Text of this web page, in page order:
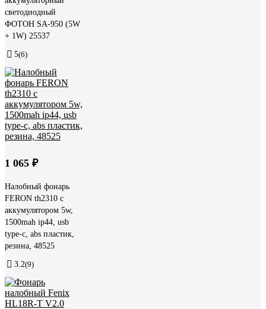
светодиодный
ФОТОН SA-950 (5W
+ 1W) 25537
5(6)
1 065 ₽
Налобный фонарь
FERON th2310 c
аккумулятором 5w,
1500mah ip44, usb
type-c, abs пластик,
резина, 48525
3.2(9)